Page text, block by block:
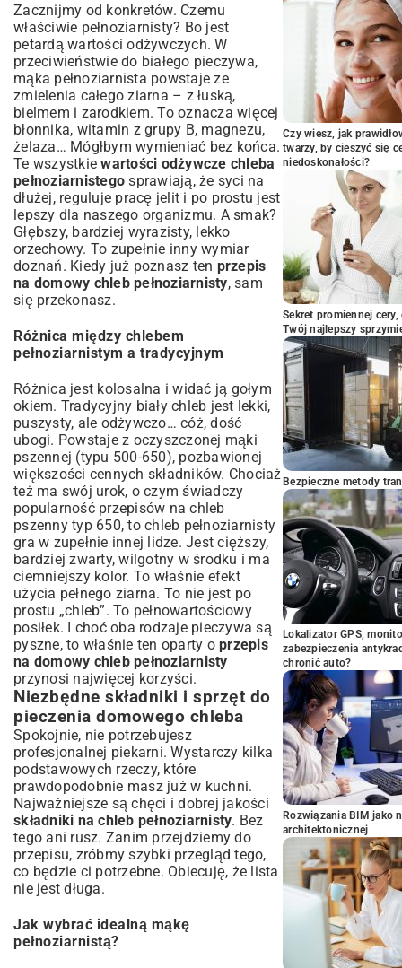
Zacznijmy od konkretów. Czemu
właściwie pełnoziarnisty? Bo jest
petardą wartości odżywczych. W
przeciwieństwie do białego pieczywa,
mąka pełnoziarnista powstaje ze
zmielenia całego ziarna – z łuską,
bielmem i zarodkiem. To oznacza więcej
błonnika, witamin z grupy B, magnezu,
żelaza… Mógłbym wymieniać bez końca.
Te wszystkiewartości odżywcze chleba
pełnoziarnistego sprawiają, że syci na
dłużej, reguluje pracę jelit i po prostu jest
lepszy dla naszego organizmu. A smak?
Głębszy, bardziej wyrazisty, lekko
orzechowy. To zupełnie inny wymiar
doznań. Kiedy już poznasz ten przepis
na domowy chleb pełnoziarnisty, sam
się przekonasz.
Różnica między chlebem
pełnoziarnistym a tradycyjnym
Różnica jest kolosalna i widać ją gołym
okiem. Tradycyjny biały chleb jest lekki,
puszysty, ale odżywczo… cóż, dość
ubogi. Powstaje z oczyszczonej mąki
pszennej (typu 500-650), pozbawionej
większości cennych składników. Chociaż
też ma swój urok, o czym świadczy
popularność przepisów nachleb
pszenny typ 650, to chleb pełnoziarnisty
gra w zupełnie innej lidze. Jest cięższy,
bardziej zwarty, wilgotny w środku i ma
ciemniejszy kolor. To właśnie efekt
użycia pełnego ziarna. To nie jest po
prostu „chleb”. To pełnowartościowy
posiłek. I choć oba rodzaje pieczywa są
pyszne, to właśnie ten oparty o przepis
na domowy chleb pełnoziarnisty
przynosi najwięcej korzyści.
Niezbędne składniki i sprzęt do
pieczenia domowego chleba
Spokojnie, nie potrzebujesz
profesjonalnej piekarni. Wystarczy kilka
podstawowych rzeczy, które
prawdopodobnie masz już w kuchni.
Najważniejsze są chęci i dobrej jakości
składniki na chleb pełnoziarnisty. Bez
tego ani rusz. Zanim przejdziemy do
przepisu, zróbmy szybki przegląd tego,
co będzie ci potrzebne. Obiecuję, że lista
nie jest długa.
Jak wybrać idealną mąkę
pełnoziarnistą?
Czy wiesz, jak
twarzy, by cieszyć się
niedoskonałości?
Sekret promiennej
Twój najlepszy
Bezpieczne metody
Lokalizator GPS,
zabezpieczenia
chronić auto?
Rozwiązania BIM jako
architektonicznej